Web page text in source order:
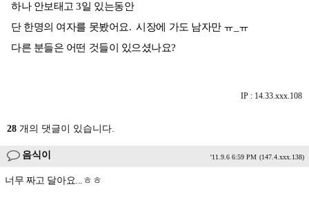
하나 안보태고 3일 있는동안
단 한명의 여자를 못봤어요. 시장에 가도 남자만 ㅠ_ㅠ
다른 분들은 어떤 것들이 있으셨나요?
IP : 14.33.xxx.108
28 개의 댓글이 있습니다.
음식이 '11.9.6 6:59 PM (147.4.xxx.138)
너무 짜고 달아요...ㅎㅎ